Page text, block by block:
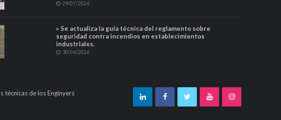
29/07/2026
» Se actualiza la guía técnica del reglamento sobre
seguridad contra incendios en establecimientos
industriales.
30/06/2026
técnicas de los Enginyers